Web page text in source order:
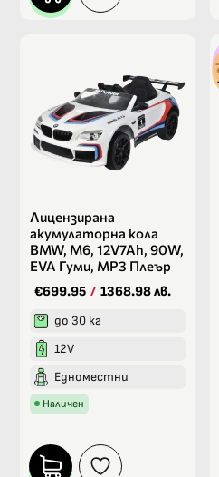
Лицензирана
акумулаторна кола
BMW, M6, 12V7Ah, 90W,
EVA Гуми, MP3 Плеър
€699.95 / 1368.98 лв.
до 30 кг
12V
Едноместни
Наличен